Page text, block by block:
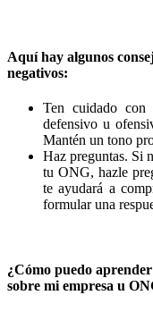
Aquí hay algunos
negativos:
Ten cuidado con
defensivo u
Mantén un tono
Haz preguntas. Si
tu ONG, hazle
te ayudará a
formular una
¿Cómo puedo
sobre mi empresa u